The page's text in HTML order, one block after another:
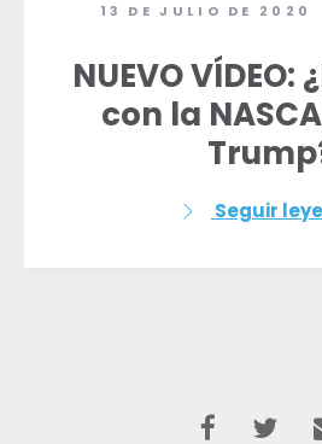
13 DE JULIO DE 2020
NUEVO VÍDEO:
con la
Seguir